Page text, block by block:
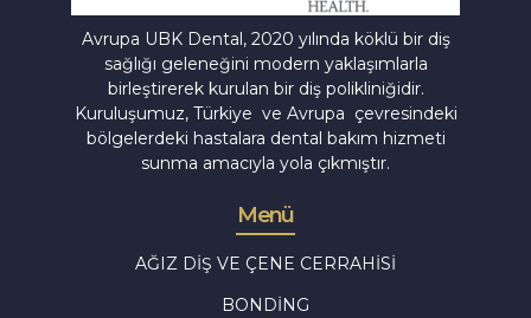
Avrupa UBK Dental, 2020 yılında köklü bir diş
sağlığı geleneğini modern yaklaşımlarla
birleştirerek kurulan bir diş polikliniğidir.
Kuruluşumuz, Türkiye ve Avrupa çevresindeki
bölgelerdeki hastalara dental bakım hizmeti
sunma amacıyla yola çıkmıştır.
Menü
AĞIZ DIŞ VE ÇENE CERRAHISI
BONDING